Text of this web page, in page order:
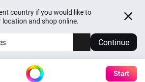
country if you would like to
and shop online.
Continue
Start